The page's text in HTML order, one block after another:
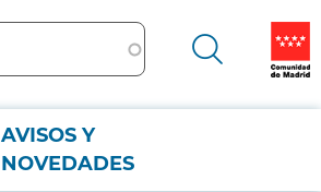
AVISOS Y
NOVEDADES